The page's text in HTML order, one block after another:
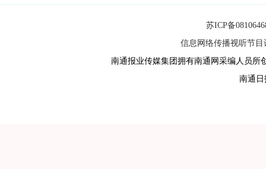
苏ICP备
信息网络传播视听节目
南通报业传媒集团拥有南通网采编人员所
南通日